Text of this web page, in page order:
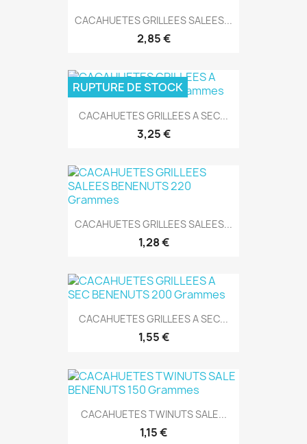
CACAHUETES GRILLEES SALEES...
2,85 €
CACAHUETES GRILLEES A SEC...
3,25 €
RUPTURE DE STOCK
CACAHUETES GRILLEES SALEES...
1,28 €
CACAHUETES GRILLEES A SEC...
1,55 €
CACAHUETES TWINUTS SALE...
1,15 €